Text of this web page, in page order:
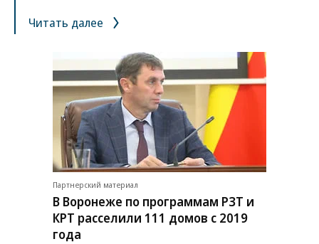
Читать далее
Партнерский материал
В Воронеже по программам РЗТ и
КРТ расселили 111 домов с 2019
года